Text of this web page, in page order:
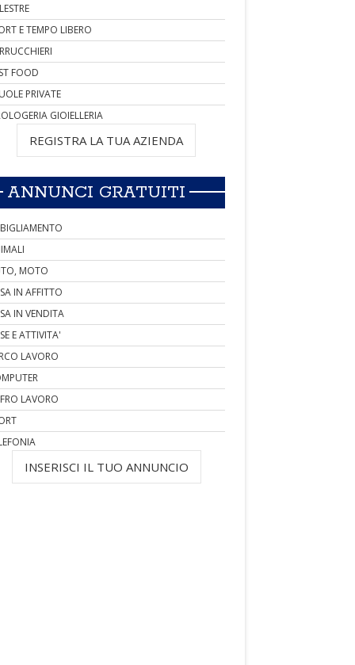
E TEMPO LIBERO
FOOD
PRIVATE
GIOIELLERIA
REGISTRA LA TUA AZIENDA
ANNUNCI GRATUITI
MOTO
IN AFFITTO
IN VENDITA
E ATTIVITA'
LAVORO
LAVORO
INSERISCI IL TUO ANNUNCIO